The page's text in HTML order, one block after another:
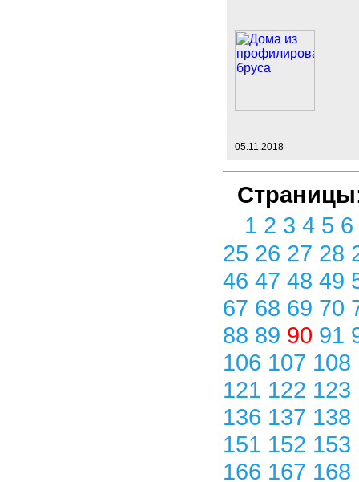
05.11.2018
1 2 3 4 5 6
25 26 27 28
46 47 48 49
67 68 69 70
88 89 90 91
106 107 108
121 122 123
136 137 138
151 152 153
166 167 168